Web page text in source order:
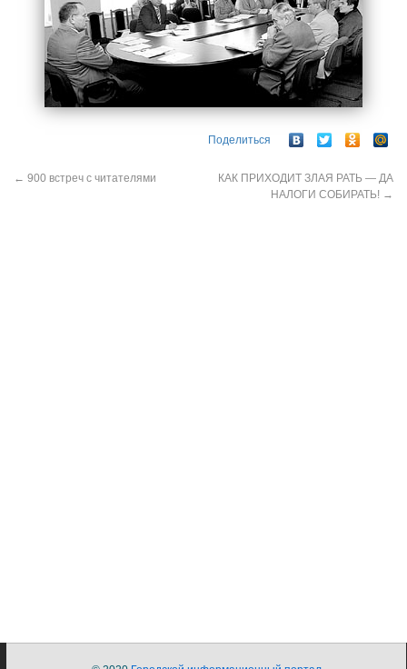
Поделиться
← 900 встреч с читателями
КАК ПРИХОДИТ ЗЛАЯ РАТЬ — ДА
НАЛОГИ СОБИРАТЬ! →